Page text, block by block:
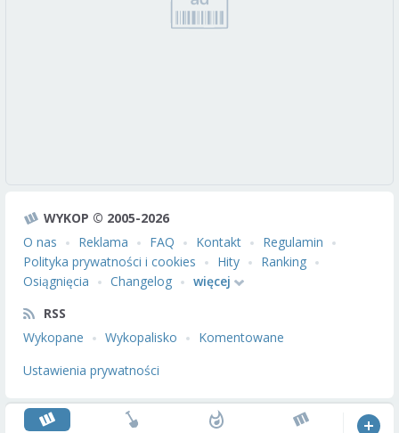
WYKOP © 2005-2026
O nas
Reklama FAQ Kontakt
Regulamin
Polityka prywatności i cookies
Hity
Ranking
Osiągnięcia
Changelog
więcej
RSS
Wykopane
Wykopalisko
Komentowane
Ustawienia prywatności